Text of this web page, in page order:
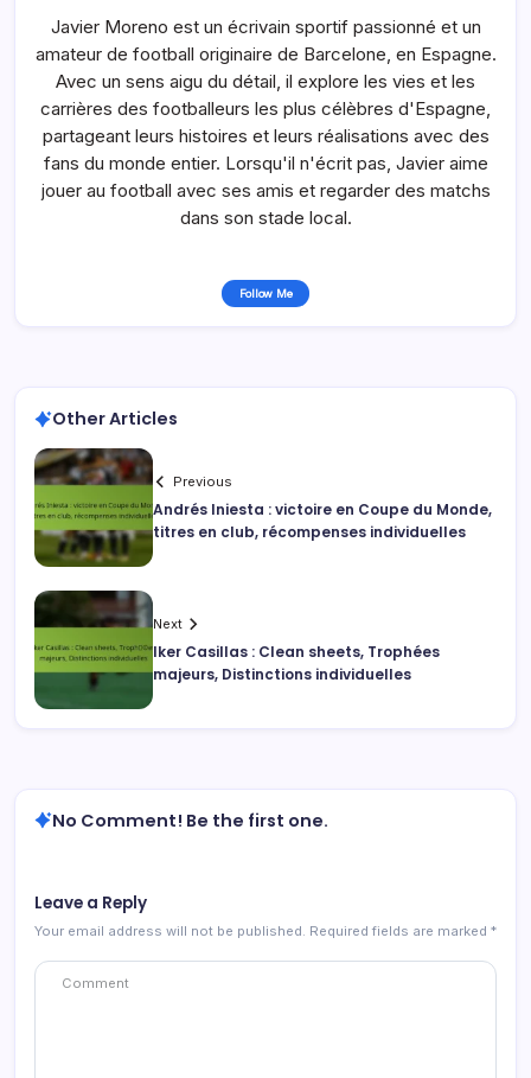
Javier Moreno est un écrivain sportif passionné et un
amateur de football originaire de Barcelone, en Espagne.
Avec un sens aigu du détail, il explore les vies et les
carrières des footballeurs les plus célèbres d'Espagne,
partageant leurs histoires et leurs réalisations avec des
fans du monde entier. Lorsqu'il n'écrit pas, Javier aime
jouer au football avec ses amis et regarder des matchs
dans son stade local.
Follow Me
Other Articles
Previous
Andrés Iniesta : victoire en Coupe du Monde,
titres en club, récompenses individuelles
Next
Iker Casillas : Clean sheets, Trophées
majeurs, Distinctions individuelles
No Comment! Be the first one.
Leave a Reply
Your email address will not be published. Required fields are marked *